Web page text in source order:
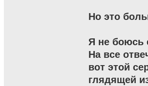
Но это
Я не боюсь
На все
вот этой
глядящей